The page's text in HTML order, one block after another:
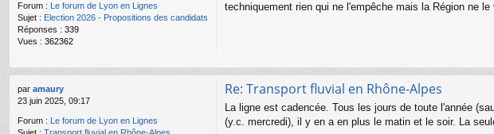
Forum : Le forum de Lyon en Lignes
Sujet : Election 2026 - Propositions des candidats
Réponses : 339
Vues : 362362
techniquement rien qui ne l'empêche mais la Région ne
par amaury
23 juin 2025, 09:17
Forum : Le forum de Lyon en Lignes
Re: Transport fluvial en Rhône-Alpes
La ligne est cadencée. Tous les jours de toute l'année
(y.c. mercredi), il y en a en plus le matin et le soir. La